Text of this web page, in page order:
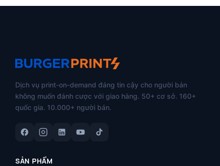
Dịch vụ print-on-demand đáng tin cậy cho người bán
không muốn đánh cược với giao hàng. 50+ cơ sở. 160+
quốc gia. 10.000+ người bán.
SẢN PHẨM